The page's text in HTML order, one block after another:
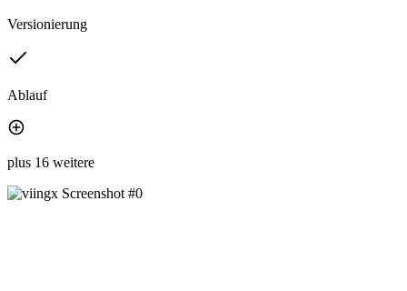
Versionierung
Ablauf
plus 16 weitere